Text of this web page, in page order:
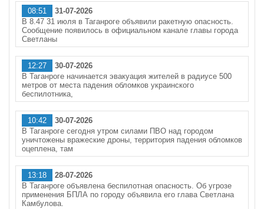
08:51
31-07-2026
В 8.47 31 июля в Таганроге объявили ракетную опасность.
Сообщение появилось в официальном канале главы города
Светланы
12:27
30-07-2026
В Таганроге начинается эвакуация жителей в радиусе 500
метров от места падения обломков украинского
беспилотника,
10:42
30-07-2026
В Таганроге сегодня утром силами ПВО над городом
уничтожены вражеские дроны, территория падения обломков
оцеплена, там
13:18
28-07-2026
В Таганроге объявлена беспилотная опасность. Об угрозе
применения БПЛА по городу объявила его глава Светлана
Камбулова.